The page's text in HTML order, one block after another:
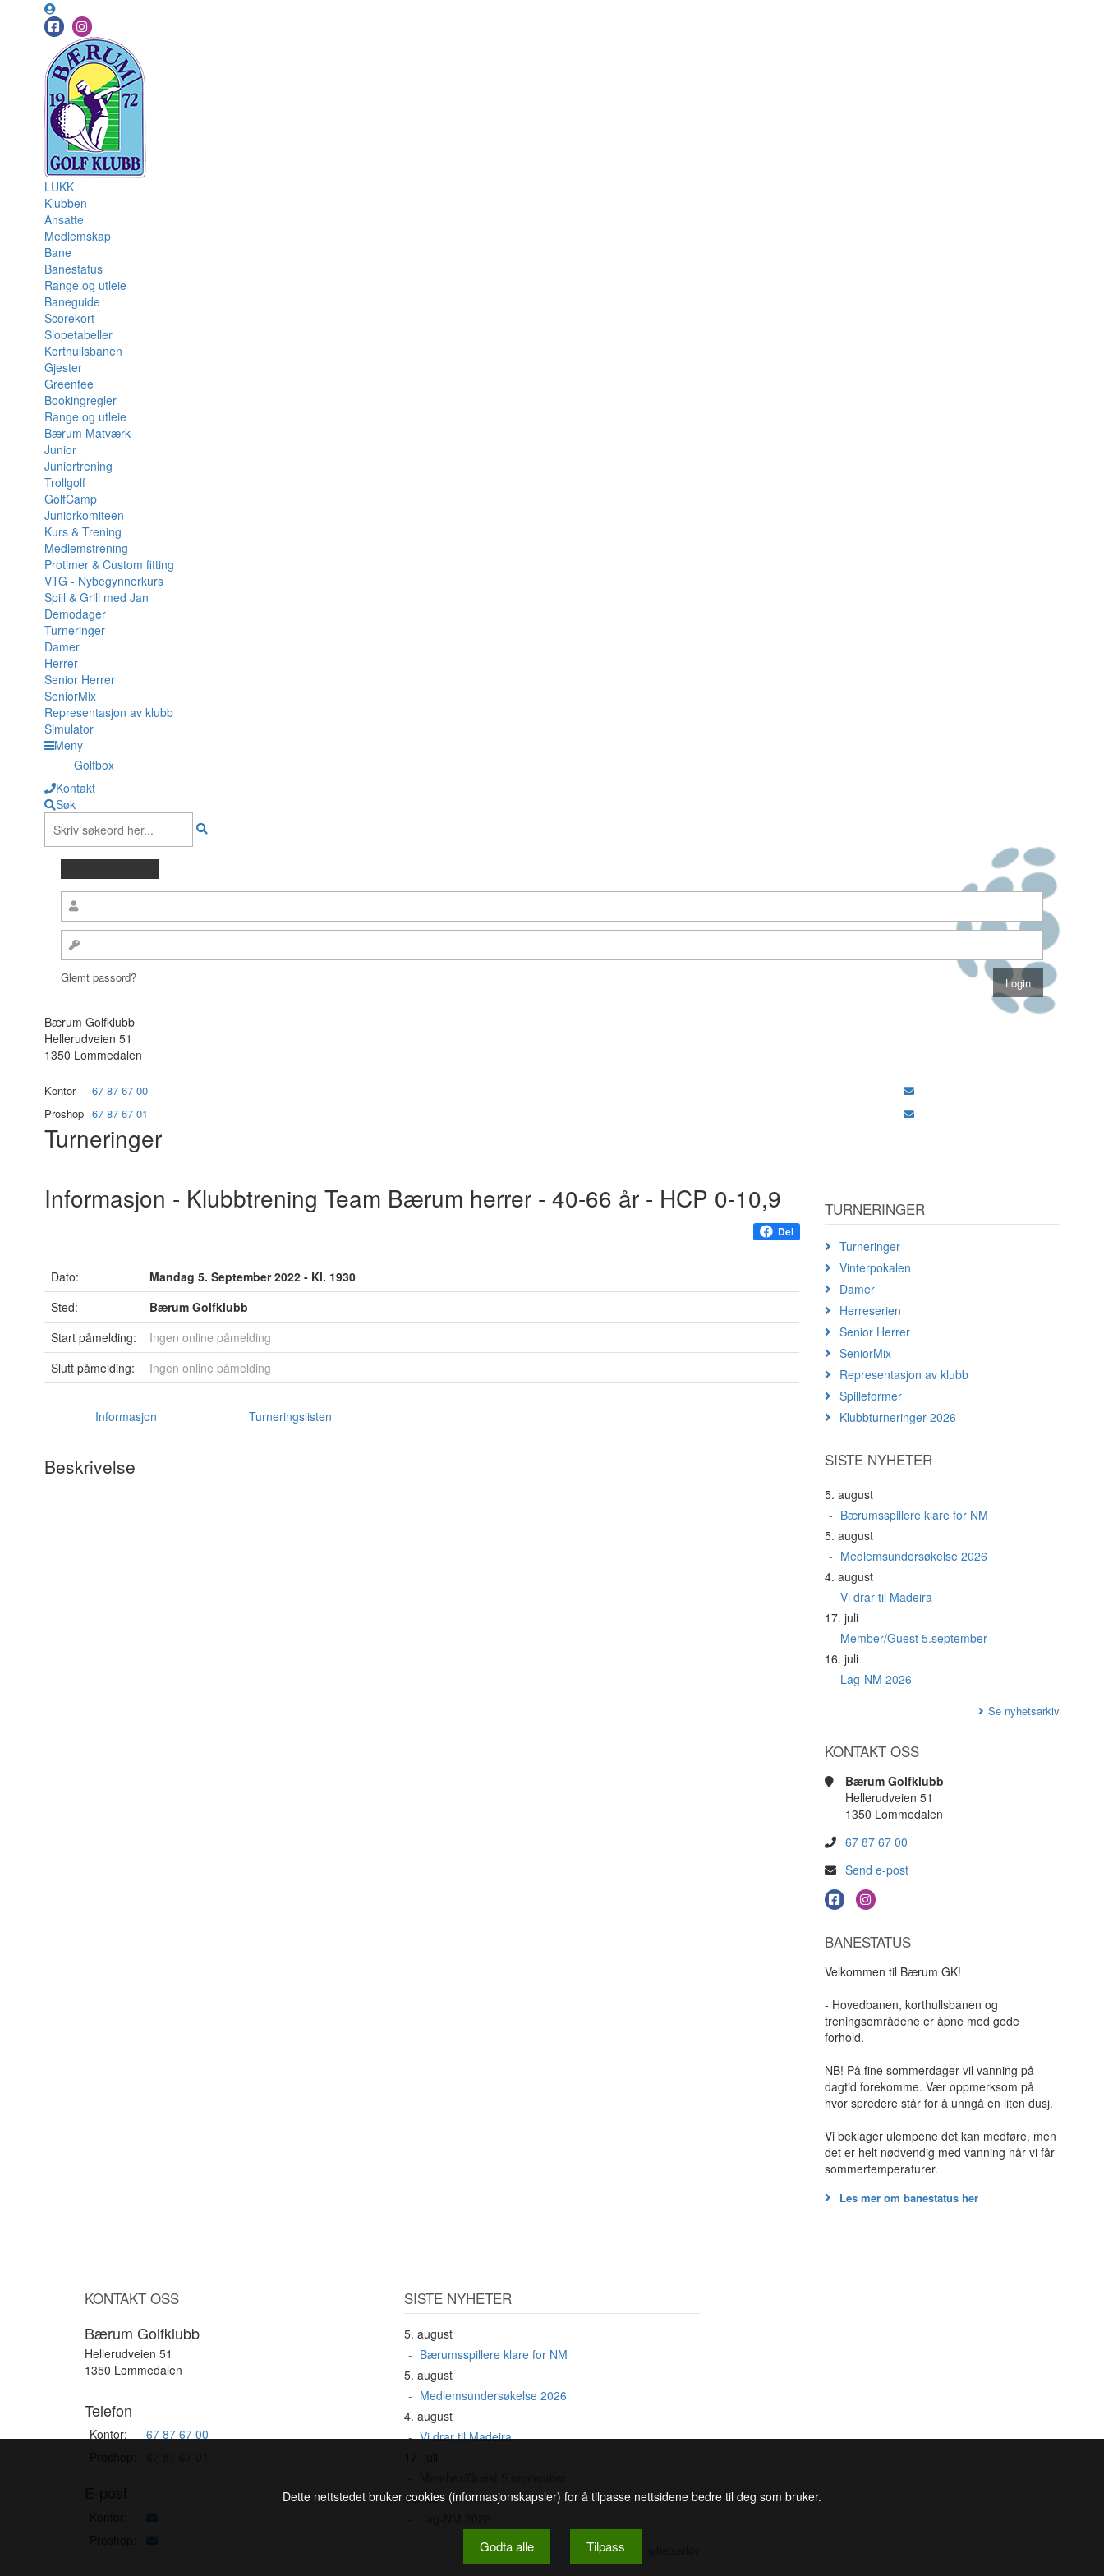
LUKK
Klubben
Ansatte
Medlemskap
Bane
Banestatus
Range og utleie
Baneguide
Scorekort
Slopetabeller
Korthullsbanen
Gjester
Greenfee
Bookingregler
Range og utleie
Bærum Matværk
Junior
Juniortrening
Trollgolf
GolfCamp
Juniorkomiteen
Kurs & Trening
Medlemstrening
Protimer & Custom fitting
VTG - Nybegynnerkurs
Spill & Grill med Jan
Demodager
Turneringer
Damer
Herrer
Senior Herrer
SeniorMix
Representasjon av klubb
Simulator
Meny
Golfbox
Kontakt
Søk
Glemt passord?
Bærum Golfklubb
Hellerudveien 51
1350 Lommedalen
Kontor
67 87 67 00
Proshop 67 87 67 01
Turneringer
Informasjon - Klubbtrening Team Bærum herrer - 40-66 år - HCP 0-10,9
Del
Dato:
Mandag 5. September 2022 - Kl. 1930
Sted:
Bærum Golfklubb
Start påmelding:
Ingen online påmelding
Slutt påmelding:
Ingen online påmelding
Informasjon Turneringslisten
Beskrivelse
TURNERINGER
Turneringer
Vinterpokalen
Damer
Herreserien
Senior Herrer
SeniorMix
Representasjon av klubb
Spilleformer
Klubbturneringer 2026
SISTE NYHETER
5. august
Bærumsspillere klare for NM
5. august
Medlemsundersøkelse 2026
4. august
Vi drar til Madeira
17. juli
Member/Guest 5.september
16. juli
Lag-NM 2026
Se nyhetsarkiv
KONTAKT OSS
Bærum Golfklubb
Hellerudveien 51
1350 Lommedalen
67 87 67 00
Send e-post
BANESTATUS
Velkommen til Bærum GK!
- Hovedbanen, korthullsbanen og
treningsområdene er åpne med gode
forhold.
NB! På fine sommerdager vil vanning på
dagtid forekomme. Vær oppmerksom på
hvor spredere står for å unngå en liten dusj.
Vi beklager ulempene det kan medføre, men
det er helt nødvendig med vanning når vi får
sommertemperaturer.
Les mer om banestatus her
KONTAKT OSS
Bærum Golfklubb
Hellerudveien 51
1350 Lommedalen
Telefon
Kontor:
67 87 67 00
SISTE NYHETER
5. august
Bærumsspillere klare for NM
5. august
Medlemsundersøkelse 2026
4. august
Vi drar til Madeira
16. juli
Dette nettstedet bruker cookies (informasjonskapsler) for å tilpasse nettsidene bedre til deg som bruker.
Godta alle Tilpass